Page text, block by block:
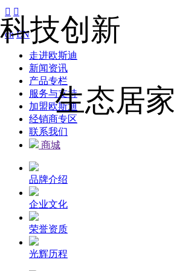
 
cn EN
走进欧斯迪
新闻资讯
产品专栏
服务与支持
加盟欧斯迪
经销商专区
联系我们
商城
品牌介绍
企业文化
荣誉资质
光辉历程
科技创新
生态居家